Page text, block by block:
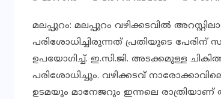
മലപ്പുറം: മലപ്പുറം വഴിക്കടവില്‍
പരിശോധിച്ചിരുന്നത് പ്രതിയുടെ
ഉപയോഗിച്ച്. ഇ.സി.ജി. അടക്കമുള്ള
പരിശോധിച്ചും. വഴിക്കടവ്
ഉടമയും മാനേജറും ഇന്നലെ